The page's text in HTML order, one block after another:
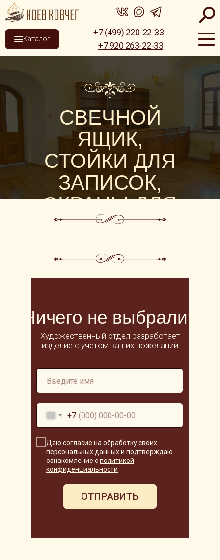
+7 920 263-22-33
+7 (499) 220-22-33
Каталог
СВЕЧНОЙ
ЯЩИК,
СТОЙКИ ДЛЯ
ЗАПИСОК,
ЭКРАНЫ ДЛЯ
БАТАРЕИ
Художественный отдел разработает
изделие с учетом ваших пожеланий
+7
Даю согласие на обработку своих
персональных данных и подтверждаю
ознакомление сполитикой
конфиденциальности
ОТПРАВИТЬ
Ничего не выбрали?